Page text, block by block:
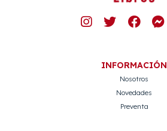
INFORMACIÓN
Nosotros
Novedades
Preventa